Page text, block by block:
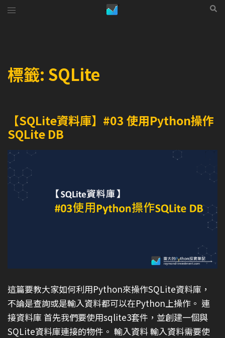
跳
內
Toggle
標籤: SQLite
【SQLite資料庫】#03 使用Python操作
SQLite DB
這篇要教大家如何利用Python來操作SQLite資料庫，
不論是查詢或是輸入資料都可以在Python上操作。 連
接資料庫 首先我們要使用sqlite3套件，並創建一個與
SQLite資料庫連接的物件。 輸入資料 輸入資料需要使